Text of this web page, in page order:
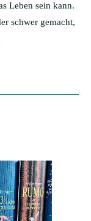
Leben sein kann.
schwer gemacht,